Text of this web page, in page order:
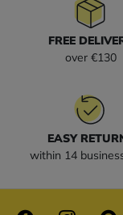
FREE
over €130
EASY
within 14